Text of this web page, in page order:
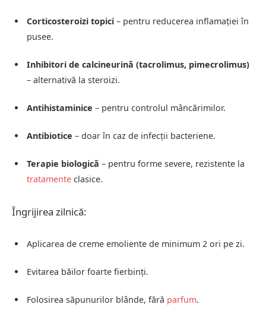
Corticosteroizi topici – pentru reducerea inflamației în
pusee.
Inhibitori de calcineurină (tacrolimus, pimecrolimus)
– alternativă la steroizi.
Antihistaminice – pentru controlul mâncărimilor.
Antibiotice – doar în caz de infecții bacteriene.
Terapie biologică – pentru forme severe, rezistente la
tratamente clasice.
Îngrijirea zilnică:
Aplicarea de creme emoliente de minimum 2 ori pe zi.
Evitarea băilor foarte fierbinți.
Folosirea săpunurilor blânde, fără parfum.